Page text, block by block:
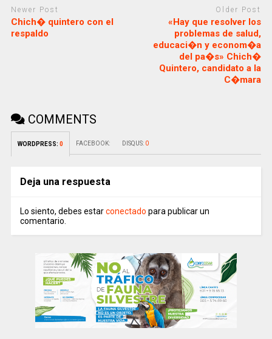
Newer Post
Chich� quintero con el
respaldo
Older Post
«Hay que resolver los
problemas de salud,
educaci�n y econom�a
del pa�s» Chich�
Quintero, candidato a la
C�mara
COMMENTS
WORDPRESS: 0 FACEBOOK: DISQUS: 0
Deja una respuesta
Lo siento, debes estarconectado para publicar un
comentario.